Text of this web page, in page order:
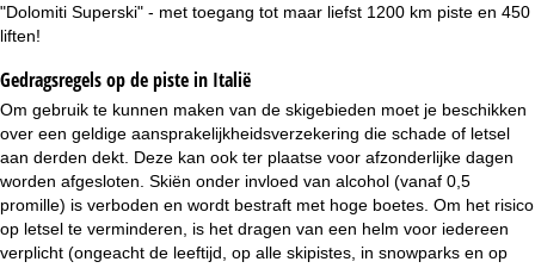
"Dolomiti Superski" - met toegang tot maar liefst 1200 km piste en 450
liften!
Gedragsregels op de piste in Italië
Om gebruik te kunnen maken van de skigebieden moet je beschikken
over een geldige aansprakelijkheidsverzekering die schade of letsel
aan derden dekt. Deze kan ook ter plaatse voor afzonderlijke dagen
worden afgesloten. Skiën onder invloed van alcohol (vanaf 0,5
promille) is verboden en wordt bestraft met hoge boetes. Om het risico
op letsel te verminderen, is het dragen van een helm voor iedereen
verplicht (ongeacht de leeftijd, op alle skipistes, in snowparks en op